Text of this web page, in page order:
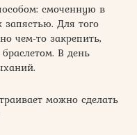
смоченную в
Для того
чем-то закрепить,
В день
можно сделать